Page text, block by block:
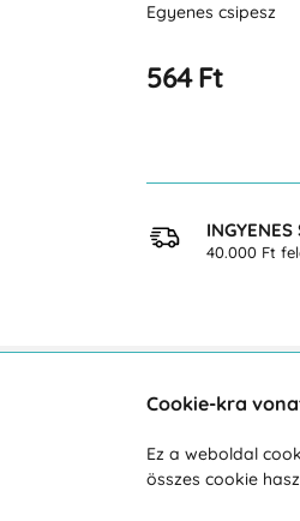
Ferde csipesz
564 Ft
40.000 Ft
Hétköznap 8:00-tól
Cookie-kra
Ez a weboldal
összes cookie